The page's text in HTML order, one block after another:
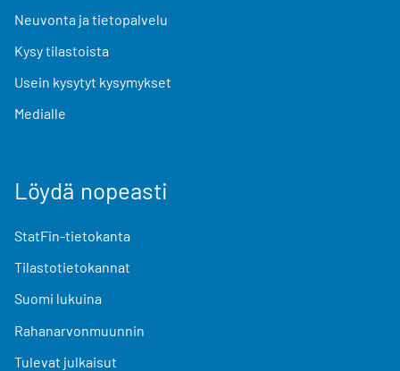
Neuvonta ja tietopalvelu
Kysy tilastoista
Usein kysytyt kysymykset
Medialle
Löydä nopeasti
StatFin-tietokanta
Tilastotietokannat
Suomi lukuina
Rahanarvonmuunnin
Tulevat julkaisut